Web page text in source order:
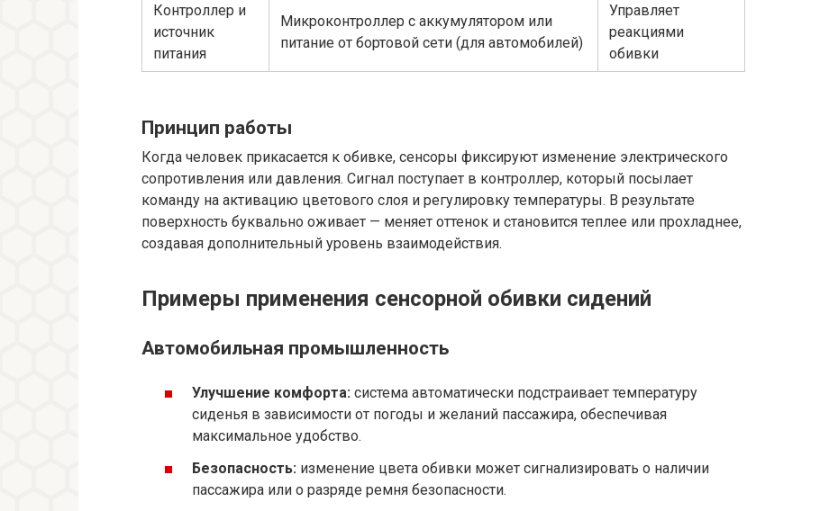
Контроллер и
источник
питания
Микроконтроллер с аккумулятором или
питание от бортовой сети (для автомобилей)
Управляет
реакциями
обивки
Принцип работы
Когда человек прикасается к обивке, сенсоры фиксируют изменение электрического
сопротивления или давления. Сигнал поступает в контроллер, который посылает
команду на активацию цветового слоя и регулировку температуры. В результате
поверхность буквально оживает — меняет оттенок и становится теплее или прохладнее,
создавая дополнительный уровень взаимодействия.
Примеры применения сенсорной обивки сидений
Автомобильная промышленность
Улучшение комфорта: система автоматически подстраивает температуру
сиденья в зависимости от погоды и желаний пассажира, обеспечивая
максимальное удобство.
Безопасность: изменение цвета обивки может сигнализировать о наличии
пассажира или о разряде ремня безопасности.